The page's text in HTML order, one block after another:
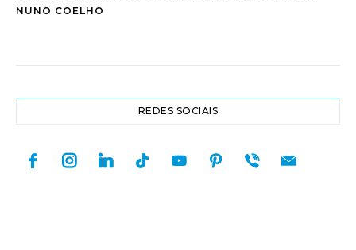
NUNO COELHO
REDES SOCIAIS
facebookinstagramlinkedintiktok youtubepinterest
viber mail